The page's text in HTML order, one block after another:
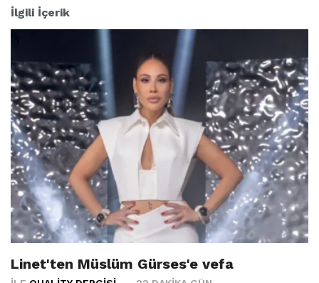
İlgili İçerik
Linet'ten Müslüm Gürses'e vefa